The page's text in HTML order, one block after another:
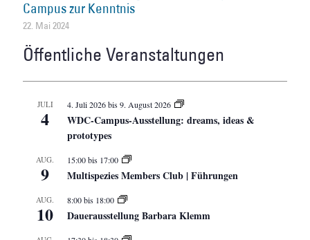
Campus zur Kenntnis
22. Mai 2024
Öffentliche Veranstaltungen
JULI
4
4. Juli 2026bis9. August 2026
WDC-Campus-Ausstellung: dreams, ideas &
prototypes
AUG.
9
15:00bis 17:00
Multispezies Members Club | Führungen
AUG.
10
8:00bis 18:00
Dauerausstellung Barbara Klemm